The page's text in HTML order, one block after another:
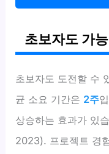
초보자도 가
초보자도 도전할 수
균 소요 기간은 2주
상승하는 효과가 있
2023). 프로젝트 경